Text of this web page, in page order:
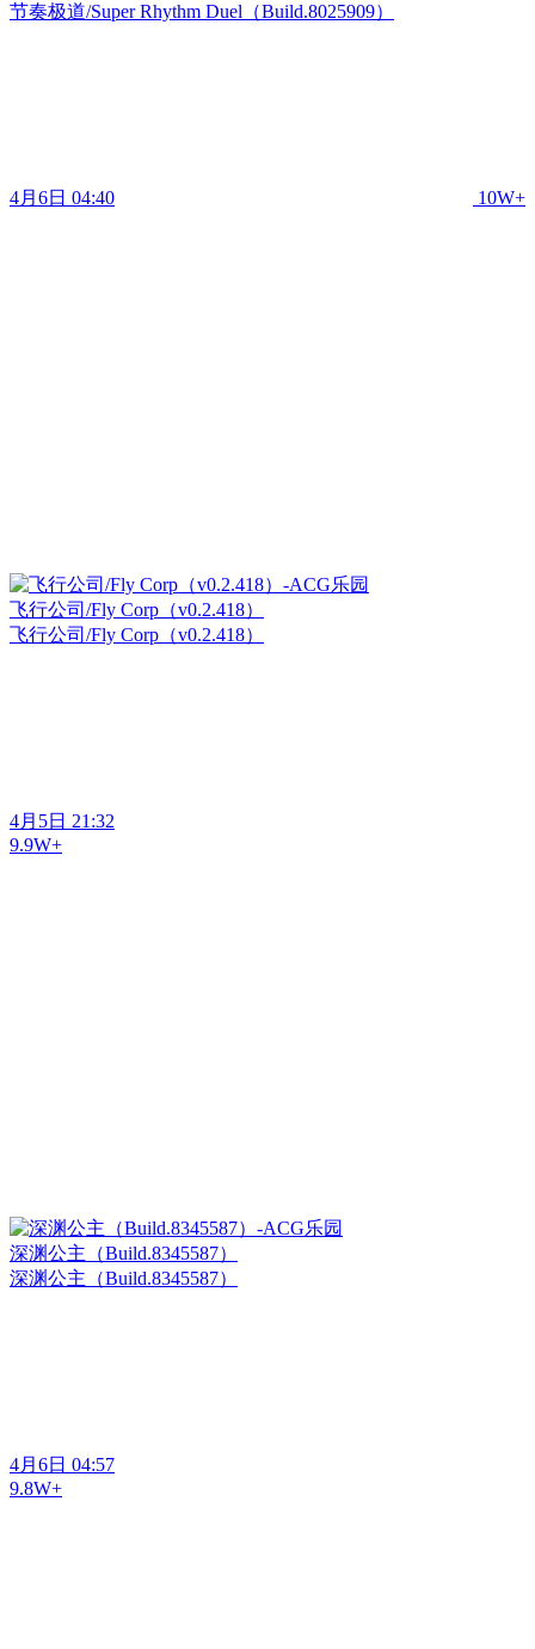
节奏极道/Super Rhythm Duel（Build.8025909）
4月6日 04:40 10W+
飞行公司/Fly Corp（v0.2.418）
飞行公司/Fly Corp（v0.2.418）
4月5日 21:32
9.9W+
深渊公主（Build.8345587）
深渊公主（Build.8345587）
4月6日 04:57
9.8W+